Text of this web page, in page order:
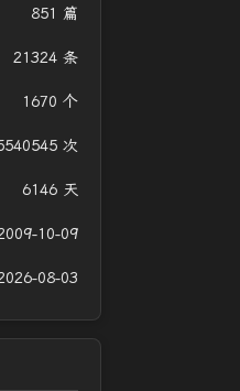
851 篇
21324 条
1670 个
次
6146 天
10-09
08-03